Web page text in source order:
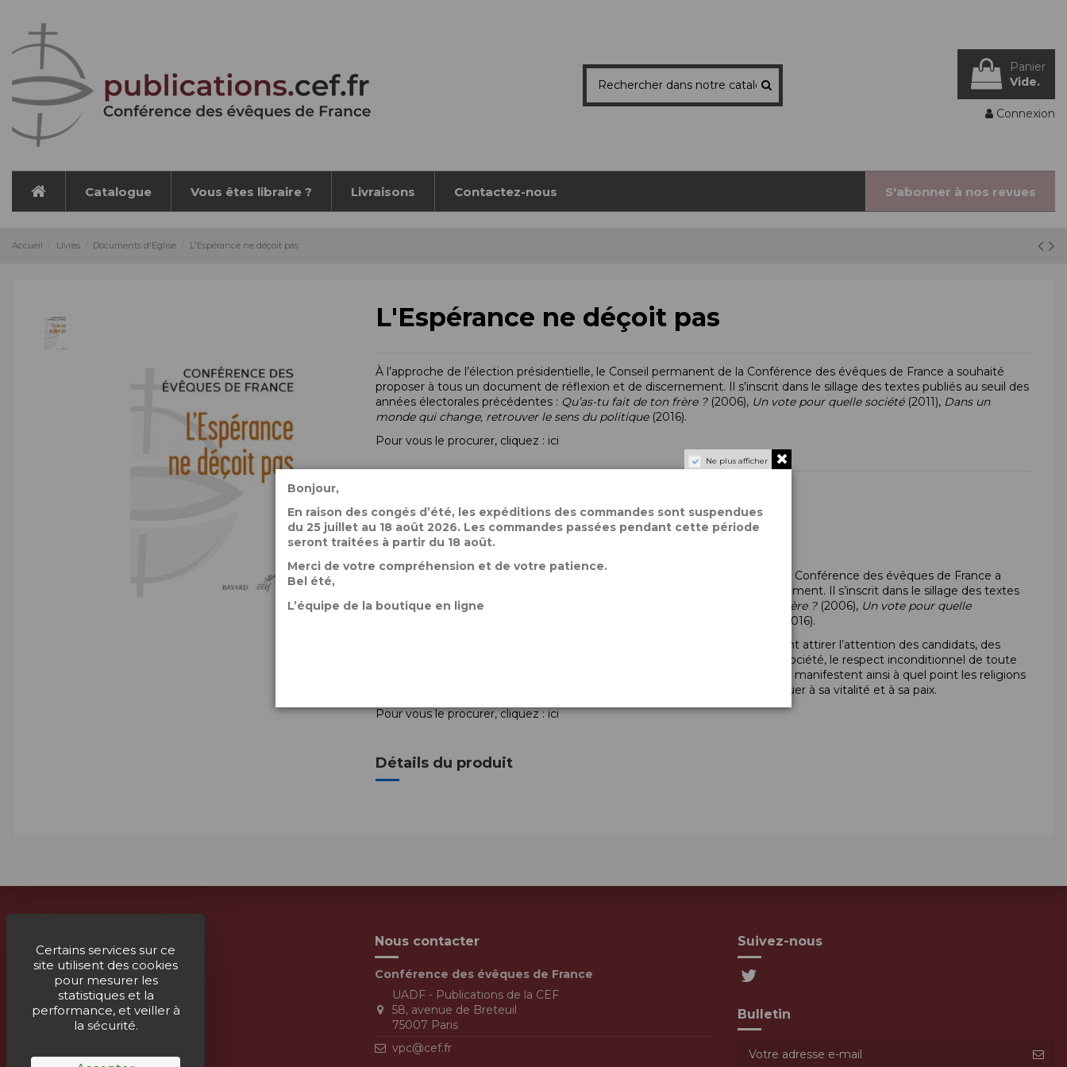
Certains services sur ce
site utilisent des cookies
pour mesurer les
statistiques et la
performance, et veiller à
la sécurité.
Panier
Vide.
Connexion
Catalogue Vous êtes libraire ? Livraisons Contactez-nous S'abonner à nos revues
Accueil Livres Documents d'Eglise L'Espérance ne déçoit pas
L'Espérance ne déçoit pas
À l’approche de l’élection présidentielle, le Conseil permanent de la Conférence des évêques de France a souhaité
proposer à tous un document de réflexion et de discernement. Il s’inscrit dans le sillage des textes publiés au seuil des
années électorales précédentes : Qu’as-tu fait de ton frère ?(2006), Un vote pour quelle société(2011), Dans un
monde qui change, retrouver le sens du politique(2016).
Pour vous le procurer, cliquez : ici
Description
À l’approche de l’élection présidentielle de 2022, le Conseil permanent de la Conférence des évêques de France a
souhaité proposer très largement un document de réflexion et de discernement. Il s’inscrit dans le sillage des textes
publiés au seuil des années électorales précédentes :
Qu’as-tu fait de ton frère ?(2006), Un vote pour quelle
(2016).
Avec humilité et détermination, les membres du Conseil permanent veulent attirer l’attention des candidats, des
catholiques et de tous les citoyens sur ce qu’implique le choix de vivre en société, le respect inconditionnel de toute
vie humaine, l’authentique promotion de la liberté et l’écologie intégrale. Ils manifestent ainsi à quel point les religions
ne sont pas une menace pour la société mais peuvent au contraire contribuer à sa vitalité et à sa paix.
Pour vous le procurer, cliquez :ici
Détails du produit
Livraison
Mentions légales
Paiement sécurisé
Un service humain
Nous contacter
Conférence des évêques de France
UADF - Publications de la CEF
58, avenue de Breteuil
75007 Paris
vpc@cef.fr
Suivez-nous
Bulletin
Ne plus afficher
Bonjour,
En raison des congés d’été, les expéditions des commandes sont suspendues
du 25 juillet au 18 août 2026. Les commandes passées pendant cette période
seront traitées à partir du 18 août.
Merci de votre compréhension et de votre patience.
Bel été,
L’équipe de la boutique en ligne